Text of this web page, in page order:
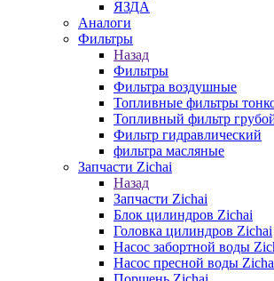
ЯЗДА
Аналоги
Фильтры
Назад
Фильтры
Фильтра воздушные
Топливные фильтры
Топливный фильтр
Фильтр гидравлический
фильтра масляные
Запчасти Zichai
Назад
Запчасти Zichai
Блок цилиндров Zichai
Головка цилиндров Zichai
Насос забортной воды
Насос пресной воды